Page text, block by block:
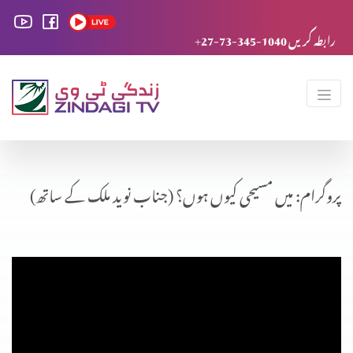
+27-73-345-1040 رابطہ کریں
پروگرام: میں مسیحی کیوں ہوں؟ (جناب نوید ملک کے ساتھ)